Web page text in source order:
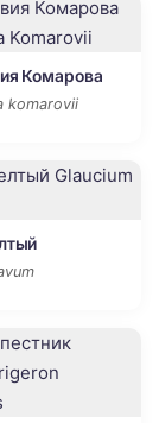
Комарова
komarovii